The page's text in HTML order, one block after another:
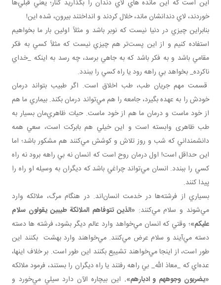
اين است که اين مانده هاي لاي دندان را بگذاريد کنار؛ يعني قبلي‌ها
خوردند، لاي دندانشان ماند، خلال کردند و انداختند بيرون، شده اين!
بنابراين چيزي در دنيا نيست که نوبر باشد و مثلاً اولين بار ما بخواهيم
استفاده کنيم و از اين پست‌تر هم چيزي نيست که مثلاً کسي به فکر
مقامي باشد و به فکر باشد که به جاهي برسد، چه رسد به اينکه _خداي
ناکرده_ بخواهد بي راهه رود يا راه کسي را ببندد.
قسمت مهم جريان طب، طب اخلاق است. اگر طبيب بتواند درمان
خودش را به عهده بگيرد، جامعه را هم مي‌تواند درمان بکند. بيماري ما هم
از خود ماست و درمان ما هم از خود ماست. حيات ظاهري‌مان بسيار به
طب ظاهری وابسته است و اين خيلي هم بابرکت است، سعي همه
دانشمنداني که شب و روز تلاش و کوشش مي‌کنند هم مشکور باشد؛ اما
اين حداقل است! اول درمان روح است که انسان نه بي راهه برود نه راه
کسي را ببندد. انسان مي‌تواند چراغي باشد که ديگران به وسيله او راه را
پيدا کنند.
بسياري از فرشته‌ها در خدمت انسان‌اند. در هنگام مرگ، ملائکه وارد
مي‌شوند و سلام مي‌کنند: «الذین تتوفاهم الملائکة طيبين يقولون سلام
عليکم»؛ وقتي که انسان مي‌خواهد وارد عالم ديگر بشود، فرشته ها دسته
دسته مي‌آيند و سلام عرض مي‌کنند. مي‌خواهند وارد بهشت بکنند اين‌
طور است، از اينجا مي‌خواهند تشييع بکنند اين‌ طور است. بر خلاف اينها،
عده‌اي که _معاذ الله_ بي راهه رفتند يا راه ديگران را بستند، فرمود ملائکه
«يضربون وجوههم و ادبارهم». اين بيچاره الآن دارد سيلي مي‌خورد و